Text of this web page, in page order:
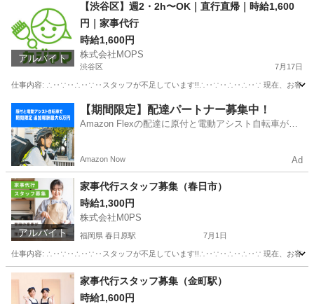
アルバイト
【渋谷区】週2・2h〜OK｜直行直帰｜時給1,600
円｜家事代行
時給1,600円
株式会社MOPS
渋谷区 7月17日
仕事内容: ∴‥∵‥∴‥∵‥スタッフが不足しています!!∴‥∵‥∴‥∴‥∵ 現在、お客様から多
飲食 時給
【期間限定】配達パートナー募集中！
Amazon Flexの配達に原付と電動アシスト自転車が登
Amazon Now Ad
アルバイト
家事代行スタッフ募集（春日市）
時給1,300円
株式会社M0PS
福岡県 春日原駅 7月1日
仕事内容: ∴‥∵‥∴‥∵‥スタッフが不足しています!!∴‥∵‥∴‥∴‥∵ 現在、お客様から多
福岡 春日市 春日原駅 その他 スタッフ
家事代行スタッフ募集（金町駅）
時給1,600円